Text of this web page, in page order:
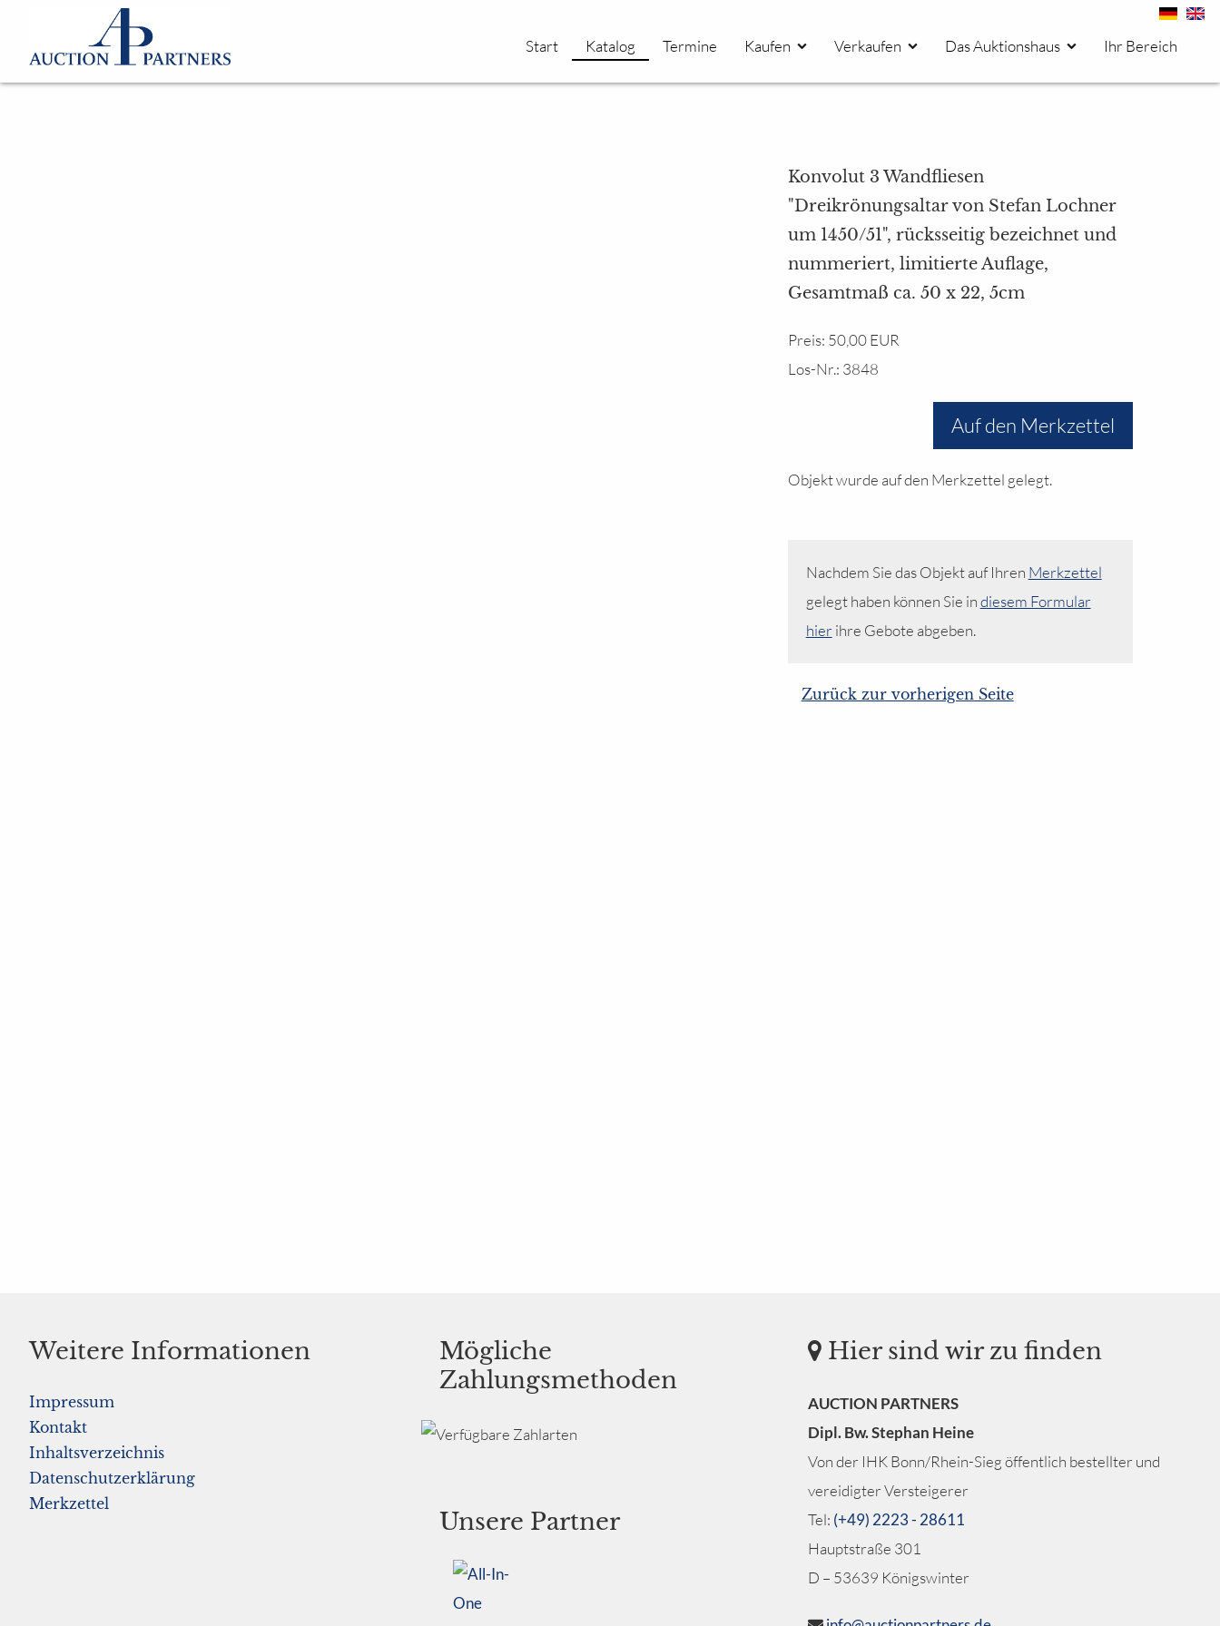
Start Katalog Termine Kaufen Verkaufen Das Auktionshaus Ihr Bereich
Konvolut 3 Wandfliesen
"Dreikrönungsaltar von Stefan Lochner
um 1450/51", rücksseitig bezeichnet und
nummeriert, limitierte Auflage,
Gesamtmaß ca. 50 x 22, 5cm
Preis: 50,00 EUR
Los-Nr.: 3848
Auf den Merkzettel
Objekt wurde auf den Merkzettel gelegt.
Nachdem Sie das Objekt auf Ihren Merkzettel
gelegt haben können Sie indiesem Formular
hierihre Gebote abgeben.
Zurück zur vorherigen Seite
Weitere Informationen
Impressum
Kontakt
Inhaltsverzeichnis
Datenschutzerklärung
Merkzettel
Mögliche
Zahlungsmethoden
Unsere Partner
Hier sind wir zu finden
AUCTION PARTNERS
Dipl. Bw. Stephan Heine
Von der IHK Bonn/Rhein-Sieg öffentlich bestellter und
vereidigter Versteigerer
Tel: (+49) 2223 - 28611
Hauptstraße 301
D – 53639 Königswinter